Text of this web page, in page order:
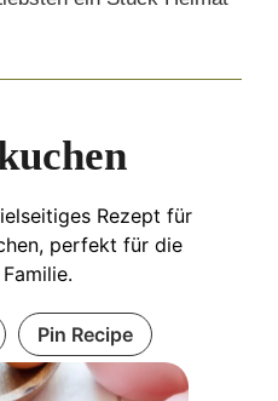
Rezept für
perfekt für die
Pin Recipe